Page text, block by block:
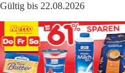
Gültig bis 22.08.2026